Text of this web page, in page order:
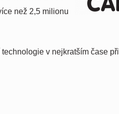
než 2,5 milionu
v nejkratším čase